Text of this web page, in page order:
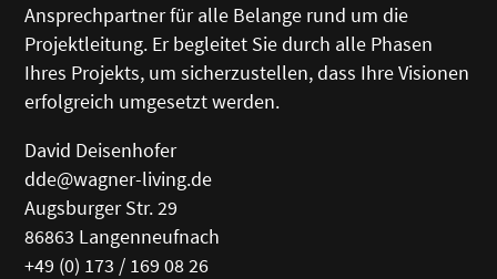
Ansprechpartner für alle Belange rund um die
Projektleitung. Er begleitet Sie durch alle Phasen
Ihres Projekts, um sicherzustellen, dass Ihre Visionen
erfolgreich umgesetzt werden.
David Deisenhofer
dde@wagner-living.de
Augsburger Str. 29
86863 Langenneufnach
+49 (0) 173 / 169 08 26